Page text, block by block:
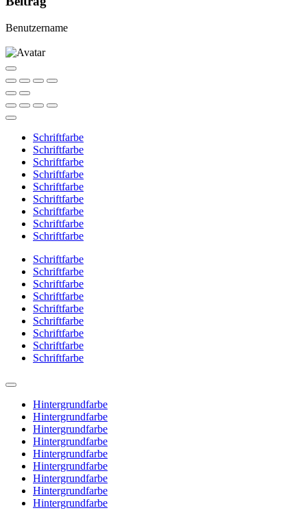
Benutzername
Schriftfarbe
Schriftfarbe
Schriftfarbe
Schriftfarbe
Schriftfarbe
Schriftfarbe
Schriftfarbe
Schriftfarbe
Schriftfarbe
Schriftfarbe
Schriftfarbe
Schriftfarbe
Schriftfarbe
Schriftfarbe
Schriftfarbe
Schriftfarbe
Schriftfarbe
Schriftfarbe
Hintergrundfarbe
Hintergrundfarbe
Hintergrundfarbe
Hintergrundfarbe
Hintergrundfarbe
Hintergrundfarbe
Hintergrundfarbe
Hintergrundfarbe
Hintergrundfarbe